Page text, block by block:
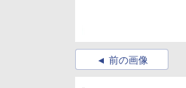
前の画像